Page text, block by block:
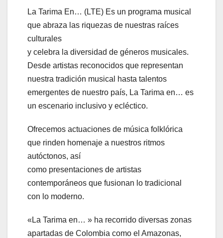
La Tarima En… (LTE) Es un programa musical
que abraza las riquezas de nuestras raíces
culturales
y celebra la diversidad de géneros musicales.
Desde artistas reconocidos que representan
nuestra tradición musical hasta talentos
emergentes de nuestro país, La Tarima en… es
un escenario inclusivo y ecléctico.
Ofrecemos actuaciones de música folklórica
que rinden homenaje a nuestros ritmos
autóctonos, así
como presentaciones de artistas
contemporáneos que fusionan lo tradicional
con lo moderno.
«La Tarima en… » ha recorrido diversas zonas
apartadas de Colombia como el Amazonas,